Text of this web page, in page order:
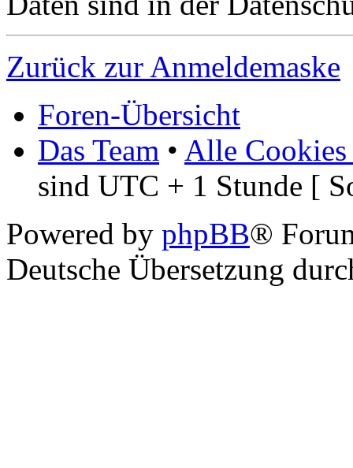
Zurück zur Anmeldemaske
Foren-Übersicht
Das Team • Alle Cookies
sind UTC + 1 Stunde [
Powered by phpBB®
Deutsche Übersetzung